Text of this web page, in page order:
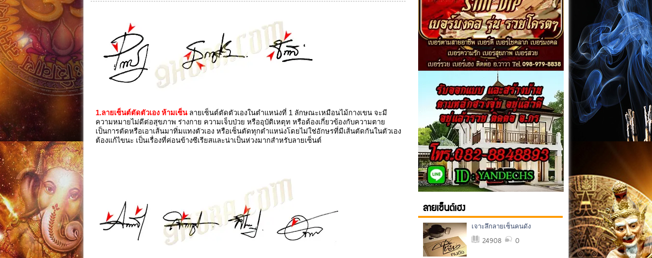
1.ลายเซ็นต์ตัดตัวเอง ห้ามเซ็นลายเซ็นต์ตัดตัวเองในตำแหน่งที่ 1 ลักษณะเหมือนไม้กางเขน จะมี
ความหมายไม่ดีต่อสุขภาพ ร่างกาย ความเจ็บป่วย หรืออุบัติเหตุท หรือต้องเกี่ยวข้องกับความตาย
เป็นการตัดหรือเอาเส้นมาทิ่มแทงตัวเอง หรือเซ็นตัดทุกตำแหน่งโดยไม่ใช่อักษรที่มีเส้นตัดกันในตัวเอง
ต้องแก้ไขนะ เป็นเรื่องที่ค่อนข้างซีเรียสและน่าเป็นห่วงมากสำหรับลายเซ็นต์
ลายเซ็นต์เฮง
เจาะลึกลายเซ็นคนดัง
24908 0